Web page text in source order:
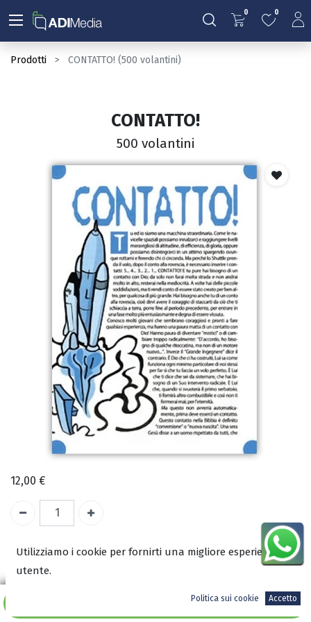
0 0
Prodotti CONTATTO! (500 volantini)
Aggiungi al carrello
CONTATTO!
500 volantini
12,00 €
1 Unità a disposizione
Utilizziamo i cookie per fornirti una migliore esperienza
utente.
Politica sui cookie Accetto